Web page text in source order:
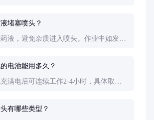
堵塞喷头？
液，避免杂质进入喷头。作业中如发现
电池能用多久？
满电后可连续工作2-4小时，具体取决
有哪些类型？